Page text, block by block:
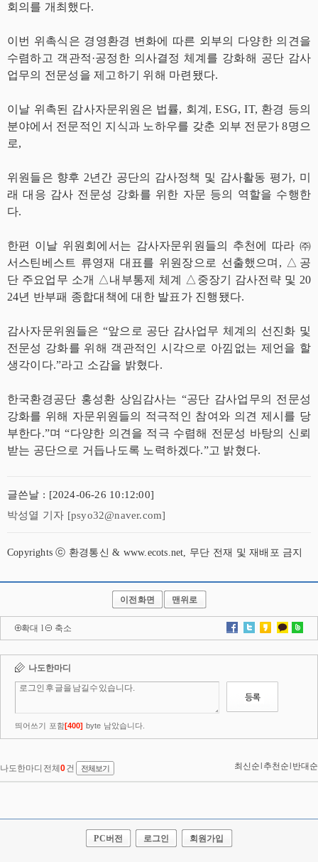
회의를 개최했다.
이번 위촉식은 경영환경 변화에 따른 외부의 다양한 의견을
수렴하고 객관적·공정한 의사결정 체계를 강화해 공단 감사
업무의 전문성을 제고하기 위해 마련됐다.
이날 위촉된 감사자문위원은 법률, 회계, ESG, IT, 환경 등의
분야에서 전문적인 지식과 노하우를 갖춘 외부 전문가 8명으
로,
위원들은 향후 2년간 공단의 감사정책 및 감사활동 평가, 미
래 대응 감사 전문성 강화를 위한 자문 등의 역할을 수행한
다.
한편 이날 위원회에서는 감사자문위원들의 추천에 따라 ㈜
서스틴베스트 류영재 대표를 위원장으로 선출했으며, △공
단 주요업무 소개 △내부통제 체계 △중장기 감사전략 및 20
24년 반부패 종합대책에 대한 발표가 진행됐다.
감사자문위원들은 “앞으로 공단 감사업무 체계의 선진화 및
전문성 강화를 위해 객관적인 시각으로 아낌없는 제언을 할
생각이다.”라고 소감을 밝혔다.
한국환경공단 홍성환 상임감사는 “공단 감사업무의 전문성
강화를 위해 자문위원들의 적극적인 참여와 의견 제시를 당
부한다.”며 “다양한 의견을 적극 수렴해 전문성 바탕의 신뢰
받는 공단으로 거듭나도록 노력하겠다.”고 밝혔다.
글쓴날 : [2024-06-26 10:12:00]
박성열 기자 [psyo32@naver.com]
Copyrights ⓒ 환경통신 & www.ecots.net, 무단 전재 및 재배포 금지
이전화면 맨위로
확대 l 축소
PC버전 로그인 회원가입